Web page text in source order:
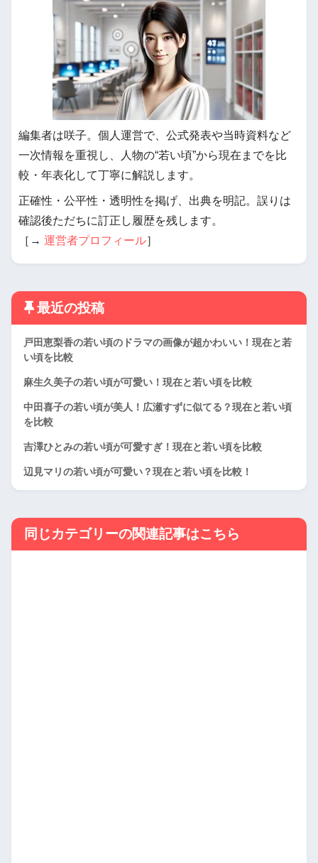
編集者は咲子。個人運営で、公式発表や当時資料など
一次情報を重視し、人物の“若い頃”から現在までを比
較・年表化して丁寧に解説します。
正確性・公平性・透明性を掲げ、出典を明記。誤りは
確認後ただちに訂正し履歴を残します。
［→ 運営者プロフィール］
最近の投稿
戸田恵梨香の若い頃のドラマの画像が超かわいい！現在と若
い頃を比較
麻生久美子の若い頃が可愛い！現在と若い頃を比較
中田喜子の若い頃が美人！広瀬すずに似てる？現在と若い頃
を比較
吉澤ひとみの若い頃が可愛すぎ！現在と若い頃を比較
辺見マリの若い頃が可愛い？現在と若い頃を比較！
同じカテゴリーの関連記事はこちら